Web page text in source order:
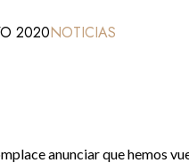
2020NOTICIAS
anunciar que hemos